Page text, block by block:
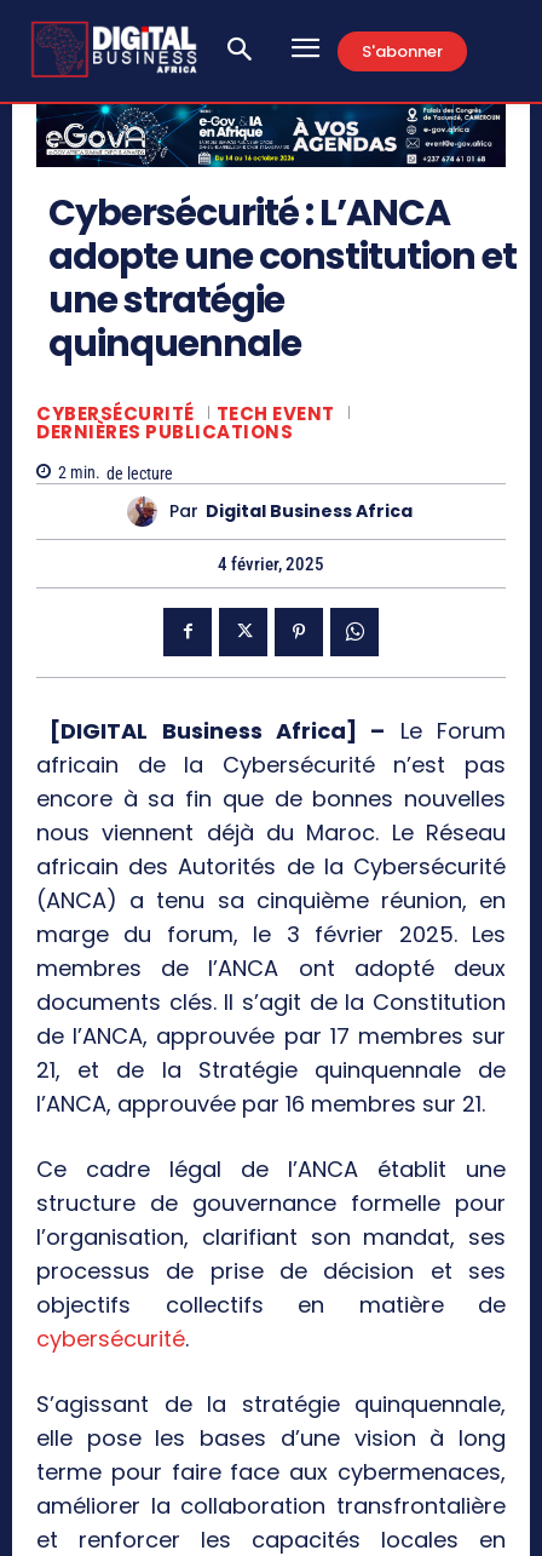
S'abonner
Cybersécurité : L’ANCA
adopte une constitution et
une stratégie
quinquennale
CYBERSÉCURITÉ TECH EVENT
DERNIÈRES PUBLICATIONS
2 min. de lecture
Par Digital Business Africa
4 février, 2025
[DIGITAL Business Africa] – Le Forum
africain de la Cybersécurité n’est pas
encore à sa fin que de bonnes nouvelles
nous viennent déjà du Maroc. Le Réseau
africain des Autorités de la Cybersécurité
(ANCA) a tenu sa cinquième réunion, en
marge du forum, le 3 février 2025. Les
membres de l’ANCA ont adopté deux
documents clés. Il s’agit de la Constitution
de l’ANCA, approuvée par 17 membres sur
21, et de la Stratégie quinquennale de
l’ANCA, approuvée par 16 membres sur 21.
Ce cadre légal de l’ANCA établit une
structure de gouvernance formelle pour
l’organisation, clarifiant son mandat, ses
processus de prise de décision et ses
objectifs collectifs en matière de
cybersécurité.
S’agissant de la stratégie quinquennale,
elle pose les bases d’une vision à long
terme pour faire face aux cybermenaces,
améliorer la collaboration transfrontalière
et renforcer les capacités locales en